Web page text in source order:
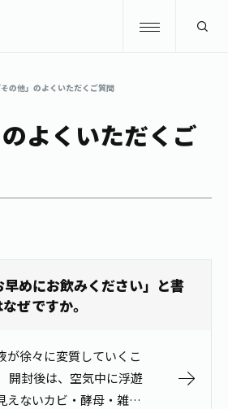
しむ
その他」のよくいただくご質問
のよくいただくご
早めにお飲みください」と書
ぜですか。
が徐々に変質していくこ
開封後は、空気中に浮遊
えないカビ・酵母・雑菌